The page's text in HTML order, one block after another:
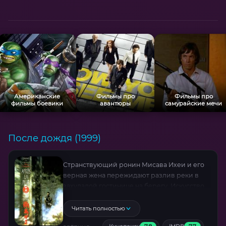
верности.
Американские
фильмы боевики
Фильмы про
авантюры
Фильмы про
самурайские мечи
После дождя (1999)
Странствующий ронин Мисава Ихеи и его
верная жена пережидают разлив реки в
удивления, но еще удивительнее его
доброта и сострадание к людям. Ни
Читать полностью